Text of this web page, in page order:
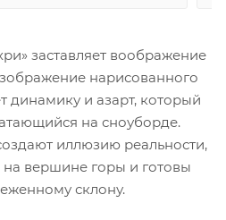
заставляет воображение
нарисованного
динамику и азарт, который
на сноуборде.
иллюзию реальности,
на вершине горы и готовы
склону.